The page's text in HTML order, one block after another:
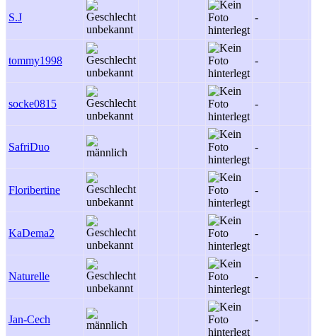
S.J -
tommy1998 -
socke0815 -
SafriDuo -
Floribertine -
KaDema2 -
Naturelle -
Jan-Cech -